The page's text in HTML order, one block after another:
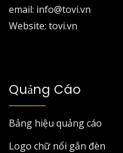
email: info@tovi.vn
Website: tovi.vn
Quảng Cáo
Bảng hiệu quảng cáo
Logo chữ nổi gắn đèn